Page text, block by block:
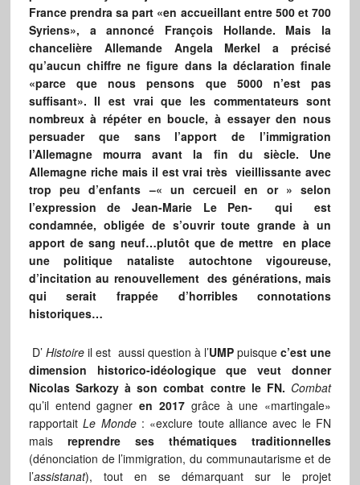
France prendra sa part «en accueillant entre 500 et 700
Syriens», a annoncé François Hollande. Mais la
chancelière Allemande Angela Merkel a précisé
qu’aucun chiffre ne figure dans la déclaration finale
«parce que nous pensons que 5000 n’est pas
suffisant». Il est vrai que les commentateurs sont
nombreux à répéter en boucle, à essayer den nous
persuader que sans l’apport de l’immigration
l’Allemagne mourra avant la fin du siècle. Une
Allemagne riche mais il est vrai très vieillissante avec
trop peu d’enfants –« un cercueil en or » selon
l’expression de Jean-Marie Le Pen- qui est
condamnée, obligée de s’ouvrir toute grande à un
apport de sang neuf…plutôt que de mettre en place
une politique nataliste autochtone vigoureuse,
d’incitation au renouvellement des générations, mais
qui serait frappée d’horribles connotations
historiques…
D’Histoire il est aussi question à l’UMPpuisquec’est une
dimension historico-idéologique que veut donner
Nicolas Sarkozy à son combat contre le FN. Combat
qu’il entend gagner en 2017 grâce à une «martingale»
rapportaitLe Monde : «exclure toute alliance avec le FN
mais reprendre ses thématiques traditionnelles
(dénonciation de l’immigration, du communautarisme et de
l’assistanat), tout en se démarquant sur le projet